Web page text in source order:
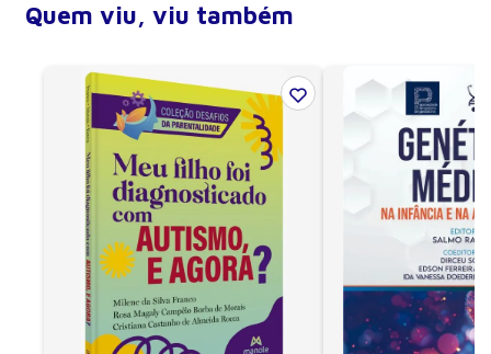
Número de páginas
68
Ano de publicação
2007
1
Quem viu, viu também